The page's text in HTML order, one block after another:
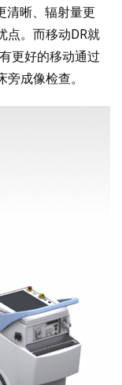
清晰、辐射量更
点。而移动DR就
更好的移动通过
成像检查。